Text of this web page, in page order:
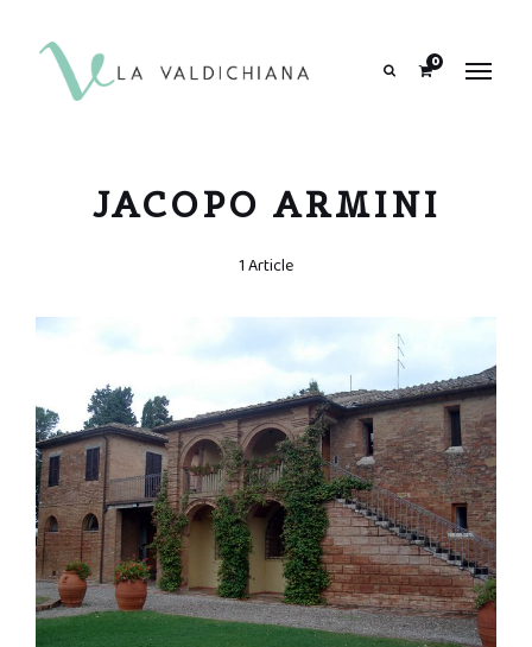
0
JACOPO ARMINI
1 Article